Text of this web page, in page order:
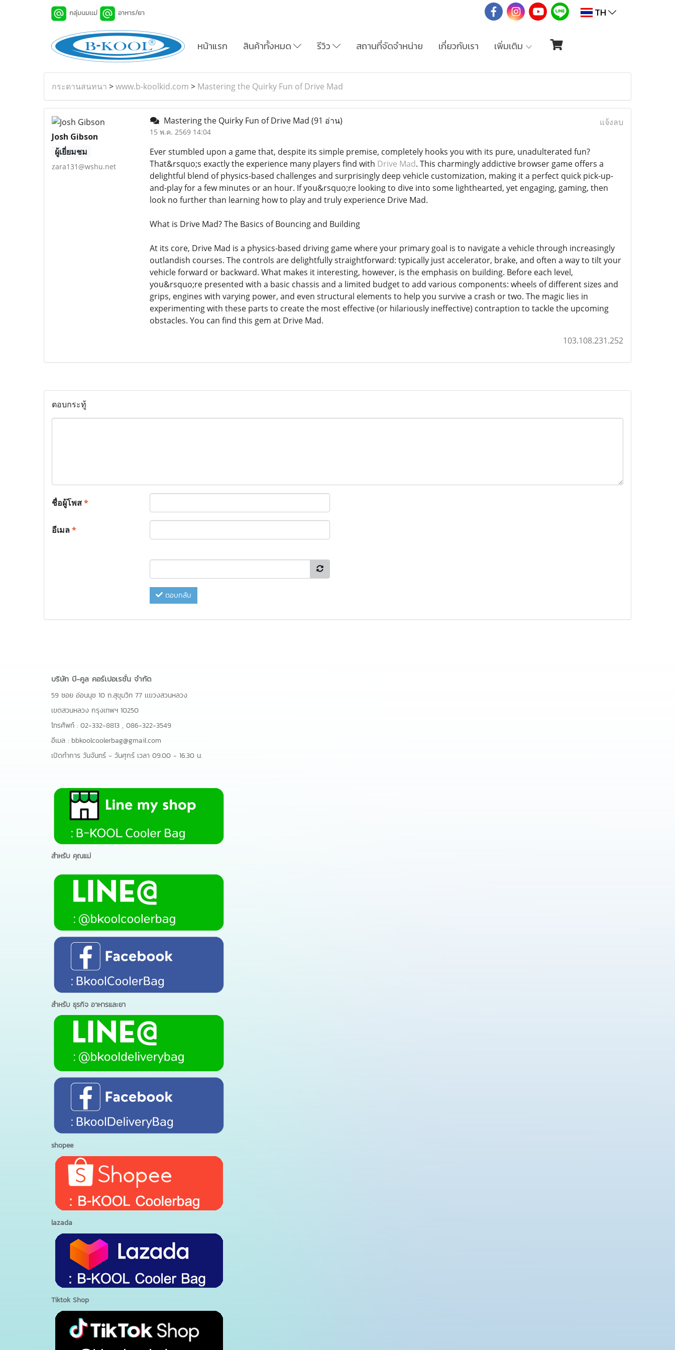
กลุ่มนมเเม่ อาหาร/ยา TH
หน้าแรก สินค้าทั้งหมด รีวิว สถานที่จัดจำหน่าย เกี่ยวกับเรา เพิ่มเติม
กระดานสนทนา >www.b-koolkid.com > Mastering the Quirky Fun of Drive Mad
Josh Gibson
ผู้เยี่ยมชม
zara131@wshu.net
Mastering the Quirky Fun of Drive Mad (91 อ่าน)
15 พ.ค. 2569 14:04
แจ้งลบ
Ever stumbled upon a game that, despite its simple premise, completely hooks you with its pure, unadulterated fun?
That&rsquo;s exactly the experience many players find with Drive Mad. This charmingly addictive browser game offers a
delightful blend of physics-based challenges and surprisingly deep vehicle customization, making it a perfect quick pick-up-
and-play for a few minutes or an hour. If you&rsquo;re looking to dive into some lighthearted, yet engaging, gaming, then
look no further than learning how to play and truly experience Drive Mad.
What is Drive Mad? The Basics of Bouncing and Building
At its core, Drive Mad is a physics-based driving game where your primary goal is to navigate a vehicle through increasingly
outlandish courses. The controls are delightfully straightforward: typically just accelerator, brake, and often a way to tilt your
vehicle forward or backward. What makes it interesting, however, is the emphasis on building. Before each level,
you&rsquo;re presented with a basic chassis and a limited budget to add various components: wheels of different sizes and
grips, engines with varying power, and even structural elements to help you survive a crash or two. The magic lies in
experimenting with these parts to create the most effective (or hilariously ineffective) contraption to tackle the upcoming
obstacles. You can find this gem at Drive Mad.
103.108.231.252
ตอบกระทู้
ชื่อผู้โพส*
อีเมล*
ตอบกลับ
บริษัท บี-คูล คอร์เปอเรชั่น จำกัด
59 ซอย อ่อนนุช 10 ถ.สุขุมวิท 77 เเขวงสวนหลวง
เขตสวนหลวง กรุงเทพฯ 10250
โทรศัพท์ : 02-332-8813 , 086-322-3549
อีเมล : bbkoolcoolerbag@gmail.com
เปิดทำการ วันจันทร์ - วันศุกร์ เวลา 09.00 - 16.30 น.
สำหรับ คุณแม่
สำหรับ ธุรกิจ อาหารและยา
shopee
lazada
Tiktok Shop